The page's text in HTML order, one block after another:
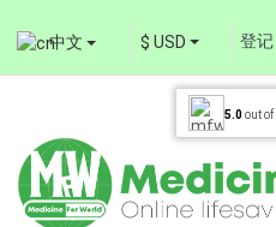
中文 $ USD 登记
5.0out of